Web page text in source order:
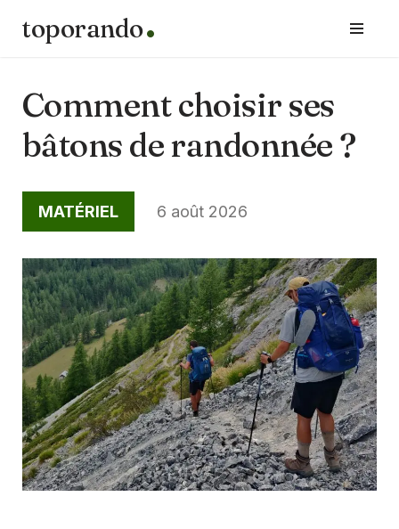
contenu
toporando
Comment choisir ses
bâtons de randonnée ?
MATÉRIEL 6 août 2026